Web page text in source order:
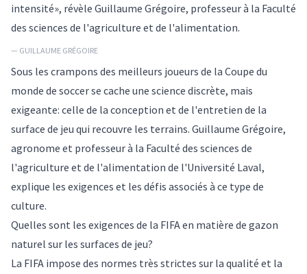
intensité», révèle Guillaume Grégoire, professeur à la Faculté
des sciences de l'agriculture et de l'alimentation.
— GUILLAUME GRÉGOIRE
Sous les crampons des meilleurs joueurs de la Coupe du
monde de soccer se cache une science discrète, mais
exigeante: celle de la conception et de l'entretien de la
surface de jeu qui recouvre les terrains. Guillaume Grégoire,
agronome et professeur à la Faculté des sciences de
l'agriculture et de l'alimentation de l'Université Laval,
explique les exigences et les défis associés à ce type de
culture.
Quelles sont les exigences de la FIFA en matière de gazon
naturel sur les surfaces de jeu?
La FIFA impose des normes très strictes sur la qualité et la